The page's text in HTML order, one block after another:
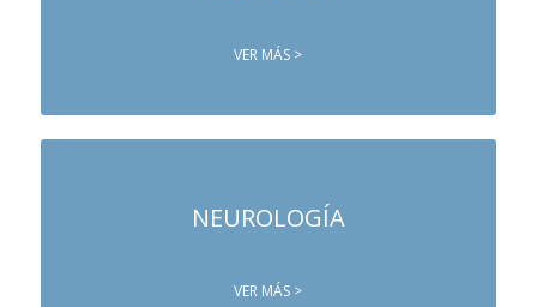
VER MÁS >
NEUROLOGÍA
VER MÁS >